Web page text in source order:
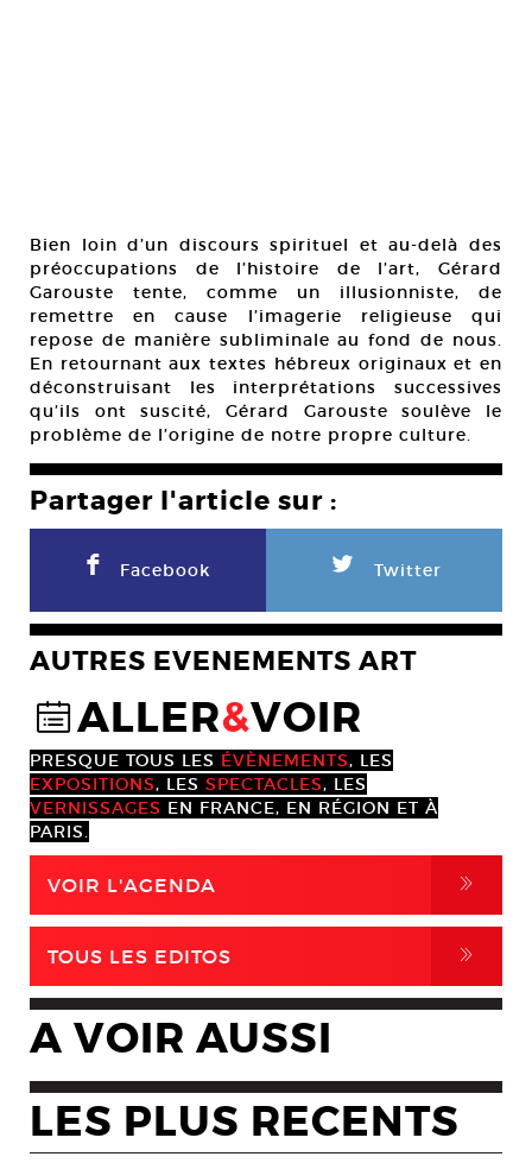
Bien loin d’un discours spirituel et au-delà des
préoccupations de l’histoire de l’art, Gérard
Garouste tente, comme un illusionniste, de
remettre en cause l’imagerie religieuse qui
repose de manière subliminale au fond de nous.
En retournant aux textes hébreux originaux et en
déconstruisant les interprétations successives
qu’ils ont suscité, Gérard Garouste soulève le
problème de l’origine de notre propre culture.
Partager l'article sur :
F Facebook L Twitter
AUTRES EVENEMENTS ART
@ALLER&VOIR
PRESQUE TOUS LES ÉVÈNEMENTS, LES
EXPOSITIONS, LES SPECTACLES, LES
VERNISSAGES EN FRANCE, EN RÉGION ET À
PARIS.
VOIR L'AGENDA ,
TOUS LES EDITOS ,
A VOIR AUSSI
LES PLUS RECENTS